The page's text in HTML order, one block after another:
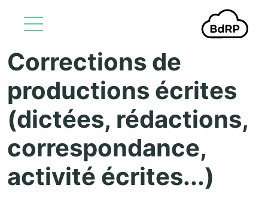
Aller au contenu principal
Corrections de
productions écrites
(dictées, rédactions,
correspondance,
activité écrites...)